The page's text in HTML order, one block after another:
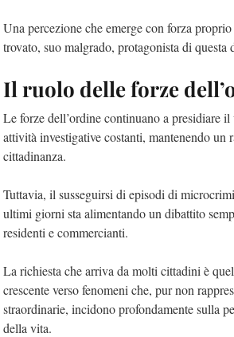
Una percezione che emerge con forza
trovato, suo malgrado, protagonista di questa
Il ruolo delle forze
Le forze dell’ordine continuano a presidiare
attività investigative costanti, mantenendo un
cittadinanza.
Tuttavia, il susseguirsi di episodi di
ultimi giorni sta alimentando un dibattito
residenti e commercianti.
La richiesta che arriva da molti cittadini è
crescente verso fenomeni che, pur non
straordinarie, incidono profondamente sulla
della vita.